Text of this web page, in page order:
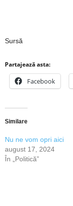
Sursă
Partajează asta:
Facebook
Similare
Nu ne vom opri aici
august 17, 2024
În „Politică”